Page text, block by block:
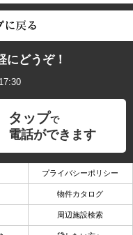
にどうぞ！
タップで
電話ができます
プライバシーポリシー
物件カタログ
周辺施設検索